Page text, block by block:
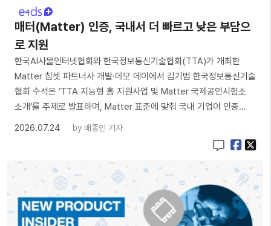
매터(Matter) 인증, 국내서 더 빠르고 낮은 부담으
로 지원
한국AI사물인터넷협회와 한국정보통신기술협회(TTA)가 개최한
Matter 칩셋 파트너사 개발·데모 데이에서 김기범 한국정보통신기술
협회 수석은 ‘TTA 지능형 홈 지원사업 및 Matter 국제공인시험소
소개’를 주제로 발표하며, Matter 표준에 맞춰 국내 기업이 인증…
2026.07.24
by 배종인 기자